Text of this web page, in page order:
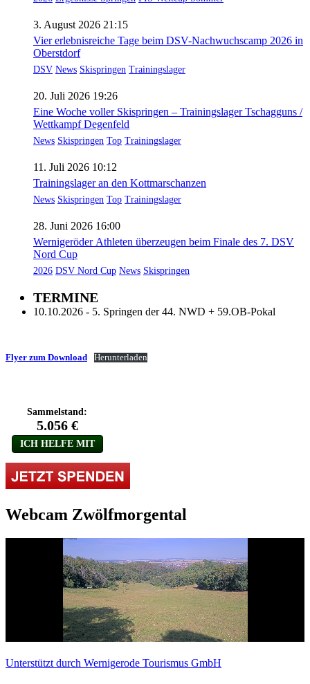
3. August 2026 21:15
Vier erlebnisreiche Tage beim DSV-Nachwuchscamp 2026 in
Oberstdorf
DSV News Skispringen Trainingslager
20. Juli 2026 19:26
Eine Woche voller Skispringen – Trainingslager Tschagguns /
Wettkampf Degenfeld
News Skispringen Top Trainingslager
11. Juli 2026 10:12
Trainingslager an den Kottmarschanzen
News Skispringen Top Trainingslager
28. Juni 2026 16:00
Wernigeröder Athleten überzeugen beim Finale des 7. DSV
Nord Cup
2026 DSV Nord Cup News Skispringen
TERMINE
10.10.2026 - 5. Springen der 44. NWD + 59.OB-Pokal
Flyer zum Download Herunterladen
Webcam Zwölfmorgental
Unterstützt durch Wernigerode Tourismus GmbH